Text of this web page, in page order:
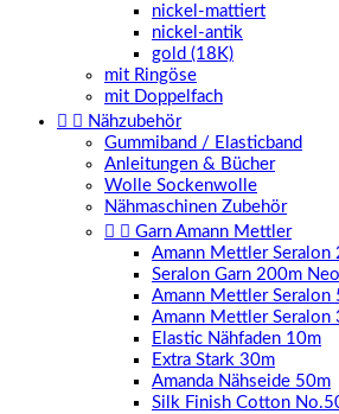
nickel-mattiert
nickel-antik
gold (18K)
mit Ringöse
mit Doppelfach
  Nähzubehör
Gummiband / Elasticband
Anleitungen & Bücher
Wolle Sockenwolle
Nähmaschinen Zubehör
  Garn Amann Mettler
Amann Mettler Seralon
Seralon Garn 200m
Amann Mettler Seralon
Amann Mettler Seralon
Elastic Nähfaden 10m
Extra Stark 30m
Amanda Nähseide 50m
Silk Finish Cotton